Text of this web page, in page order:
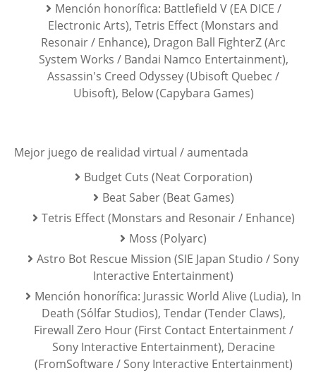
Mención honorífica: Battlefield V (EA DICE /
Electronic Arts), Tetris Effect (Monstars and
Resonair / Enhance), Dragon Ball FighterZ (Arc
System Works / Bandai Namco Entertainment),
Assassin's Creed Odyssey (Ubisoft Quebec /
Ubisoft), Below (Capybara Games)
Mejor juego de realidad virtual / aumentada
Budget Cuts (Neat Corporation)
Beat Saber (Beat Games)
Tetris Effect (Monstars and Resonair / Enhance)
Moss (Polyarc)
Astro Bot Rescue Mission (SIE Japan Studio / Sony
Interactive Entertainment)
Mención honorífica: Jurassic World Alive (Ludia), In
Death (Sólfar Studios), Tendar (Tender Claws),
Firewall Zero Hour (First Contact Entertainment /
Sony Interactive Entertainment), Deracine
(FromSoftware / Sony Interactive Entertainment)